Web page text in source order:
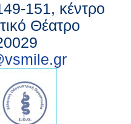
151, κέντρο
Θέατρο